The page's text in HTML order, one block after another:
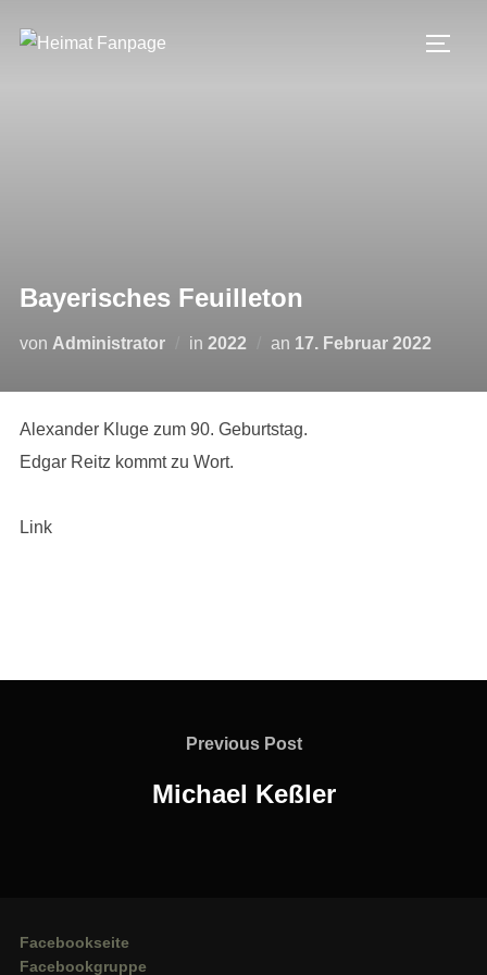
Inhalt
Bayerisches Feuilleton
von Administrator in 2022 an Veröffentlicht
17. Februar 2022
Alexander Kluge zum 90. Geburtstag.
Edgar Reitz kommt zu Wort.
Link
Previous
Previous Post
Michael Keßler
Facebookseite
Facebookgruppe